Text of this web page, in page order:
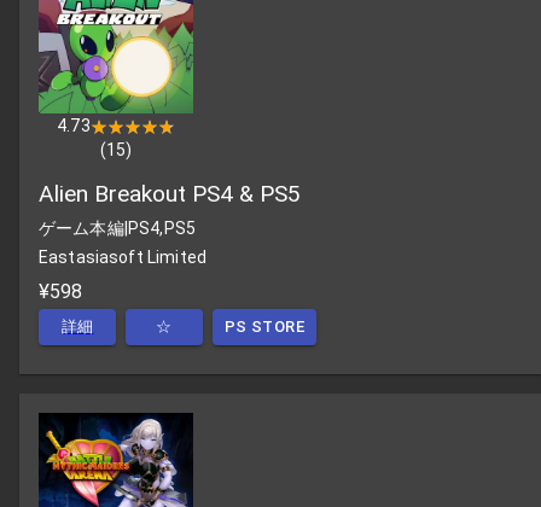
4.73★★★★★
★★★★★
(15)
Alien Breakout PS4 & PS5
ゲーム本編|PS4,PS5
Eastasiasoft Limited
¥598
詳細 ☆ PS STORE